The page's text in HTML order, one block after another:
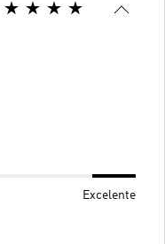
Excelente